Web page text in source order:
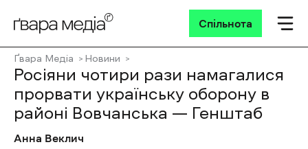
Спільнота
Ґвара Медіа Новини
Росіяни чотири рази намагалися
прорвати українську оборону в
районі Вовчанська — Генштаб
Анна Веклич